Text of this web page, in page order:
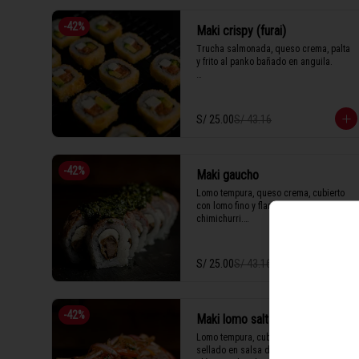
-42% Maki crispy (furai)
Trucha salmonada, queso crema, palta
y frito al panko bañado en anguila.
1 Tabla (10 unidades)
S/ 25.00S/ 43.16
-42% Maki gaucho
Lomo tempura, queso crema, cubierto
con lomo fino y flameado en
chimichurri.
1 Tabla (10 unidades)
S/ 25.00S/ 43.16
-42% Maki lomo saltado
Lomo tempura, cubierto con lomo fino
sellado en salsa de ostión y nuestro